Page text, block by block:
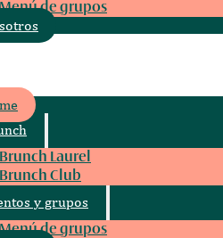
Menú de grupos
Brunch Laurel
Brunch Club
y grupos
Menú de grupos